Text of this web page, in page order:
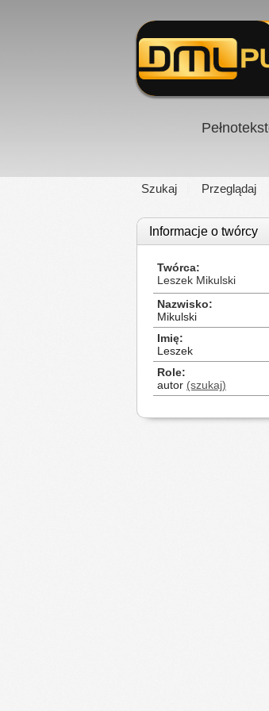
Szukaj Przeglądaj
Informacje o twórcy
Twórca
Leszek Mikulski
Nazwisko
Mikulski
Imię
Leszek
Role
autor (szukaj)